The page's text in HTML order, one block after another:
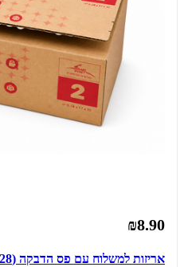
₪8.90
אריזות למשלוח עם פס הדבקה (0.28*17*10)